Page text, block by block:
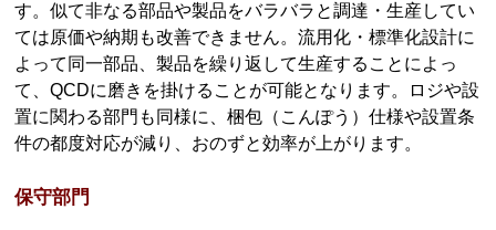
す。似て非なる部品や製品をバラバラと調達・生産してい
ては原価や納期も改善できません。流用化・標準化設計に
よって同一部品、製品を繰り返して生産することによっ
て、QCDに磨きを掛けることが可能となります。ロジや設
置に関わる部門も同様に、梱包（こんぽう）仕様や設置条
件の都度対応が減り、おのずと効率が上がります。
保守部門